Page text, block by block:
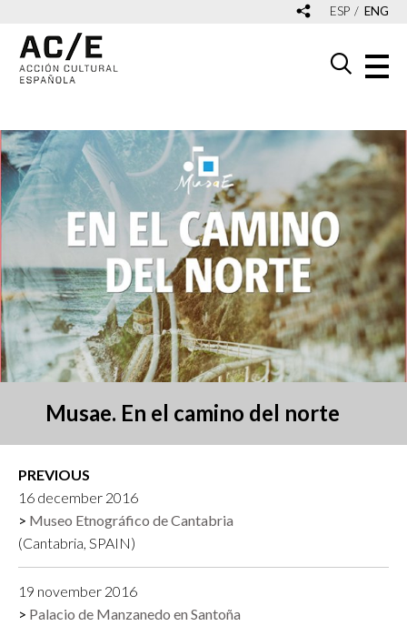
ESP ENG
Musae. En el camino del norte
PREVIOUS
16 december 2016
Museo Etnográfico de Cantabria
(Cantabria, SPAIN)
19 november 2016
Palacio de Manzanedo en Santoña